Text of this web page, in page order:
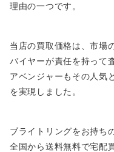
理由の一つです。
当店の買取価格は、市場
バイヤーが責任を持って
アベンジャーもその人気
を実現しました。
ブライトリングをお持ち
全国から送料無料で宅配